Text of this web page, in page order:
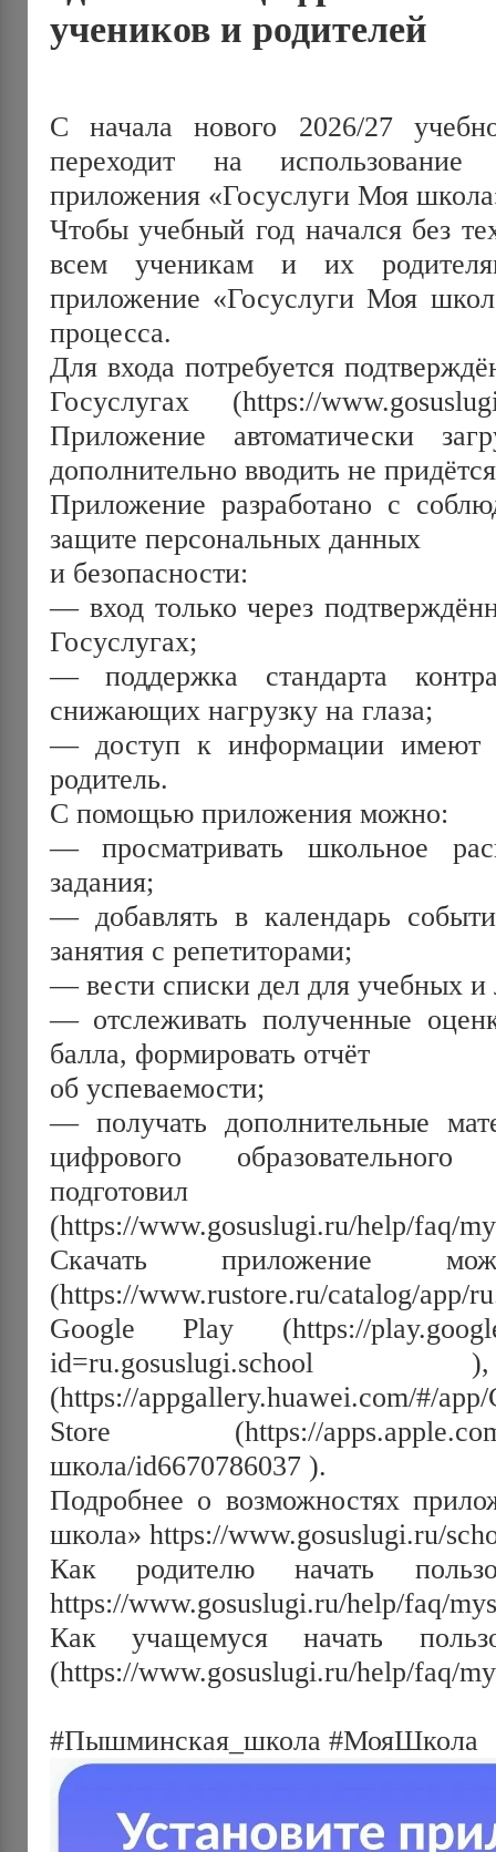
учеников и родителей
С начала нового 2026/27
переходит на использование
приложения «Госуслуги Моя
Чтобы учебный год начался без
всем ученикам и их
приложение «Госуслуги Моя
процесса.
Для входа потребуется
Госуслугах (https://
Приложение автоматически
дополнительно вводить не
Приложение разработано с
защите персональных данных
и безопасности:
— вход только через
Госуслугах;
— поддержка стандарта
снижающих нагрузку на глаза;
— доступ к информации имеют
родитель.
С помощью приложения можно:
— просматривать школьное
задания;
— добавлять в календарь
занятия с репетиторами;
— вести списки дел для учебных
— отслеживать полученные
балла, формировать отчёт
об успеваемости;
— получать дополнительные
цифрового
подготовил
(https://www.gosuslugi.ru/help/faq/
Скачать приложение
(https://www.rustore.ru/catalog/
Google Play (https://
(https://appgallery.huawei.com/#/
Store (https://apps.apple.com/
школа/id6670786037 ).
Подробнее о возможностях
школа» https://www.gosuslugi.ru/
Как родителю начать
https://www.gosuslugi.ru/help/faq/
Как учащемуся начать
(https://www.gosuslugi.ru/help/faq/
#Пышминская_школа #МояШкола